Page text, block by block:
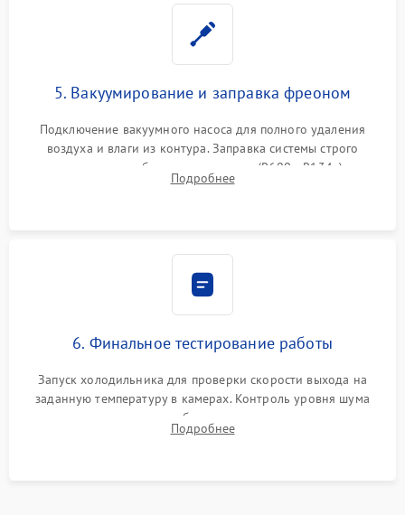
5. Вакуумирование и заправка фреоном
Подключение вакуумного насоса для полного удаления
воздуха и влаги из контура. Заправка системы строго
дозированным объемом хладагента (R600a, R134a) по
электронным весам. Контроль рабочего давления в системе.
Подробнее
6. Финальное тестирование работы
Запуск холодильника для проверки скорости выхода на
заданную температуру в камерах. Контроль уровня шума
компрессора, отсутствия обмерзания стенок и корректного
срабатывания системы автоматической оттайки.
Подробнее